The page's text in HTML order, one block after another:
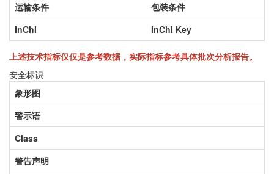
运输条件
包装条件
InChI
InChI Key
上述技术指标仅仅是参考数据，实际指标参考具体批次分析报告。
安全标识
象形图
警示语
Class
警告声明